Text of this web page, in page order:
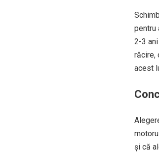
pentru
2-3
răcire,
acest
și că